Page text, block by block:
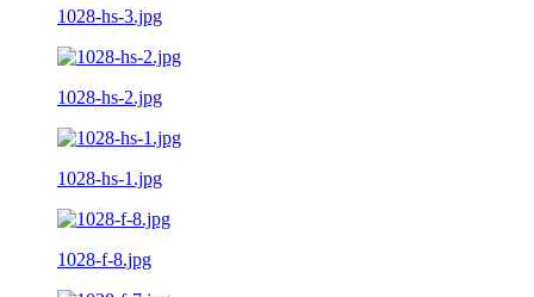
1028-hs-3.jpg
1028-hs-2.jpg
1028-hs-1.jpg
1028-f-8.jpg